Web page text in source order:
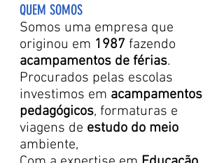
QUEM SOMOS
Somos uma empresa que
originou em 1987 fazendo
acampamentos de férias.
Procurados pelas escolas
investimos em acampamentos
pedagógicos, formaturas e
viagens de estudo do meio
ambiente,